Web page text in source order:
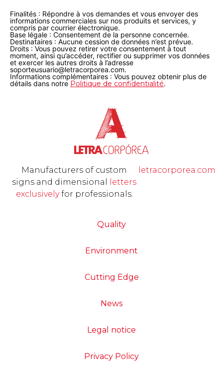
Finalités : Répondre à vos demandes et vous envoyer des
informations commerciales sur nos produits et services, y
compris par courrier électronique.
Base légale : Consentement de la personne concernée.
Destinataires : Aucune cession de données n’est prévue.
Droits : Vous pouvez retirer votre consentement à tout
moment, ainsi qu’accéder, rectifier ou supprimer vos données
et exercer les autres droits à l’adresse
soporteusuario@letracorporea.com.
Informations complémentaires : Vous pouvez obtenir plus de
détails dans notre Politique de confidentialité.
Manufacturers of custom
signs and dimensional
letters
exclusivelyfor professionals.
letracorporea.com
Quality
Environment
Cutting Edge
News
Legal notice
Privacy Policy